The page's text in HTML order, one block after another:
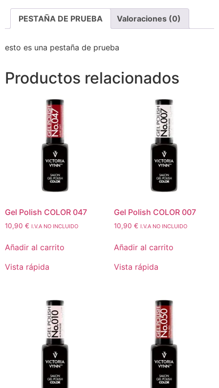
PESTAÑA DE PRUEBA Valoraciones (0)
esto es una pestaña de prueba
Productos relacionados
Gel Polish COLOR 047
10,90 € I.V.A NO INCLUIDO
Añadir al carrito
Vista rápida
Gel Polish COLOR 007
10,90 € I.V.A NO INCLUIDO
Añadir al carrito
Vista rápida